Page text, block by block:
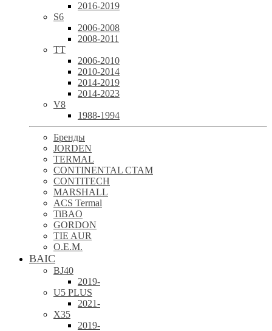
2016-2019
S6
2006-2008
2008-2011
TT
2006-2010
2010-2014
2014-2019
2014-2023
V8
1988-1994
Бренды
JORDEN
TERMAL
CONTINENTAL CTAM
CONTITECH
MARSHALL
ACS Termal
TiBAO
GORDON
TIE AUR
O.E.M.
BAIC
BJ40
2019-
U5 PLUS
2021-
X35
2019-